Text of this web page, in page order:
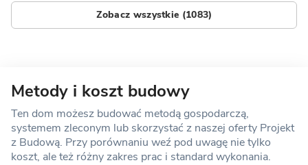
Zobacz wszystkie (1083)
Metody i koszt budowy
Ten dom możesz budować metodą gospodarczą,
systemem zleconym lub skorzystać z naszej oferty Projekt
z Budową. Przy porównaniu weź pod uwagę nie tylko
koszt, ale też różny zakres prac i standard wykonania.